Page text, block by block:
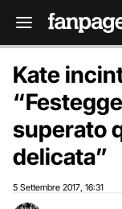
Kate
superato
delicata”
5 Settembre 2017 16:31